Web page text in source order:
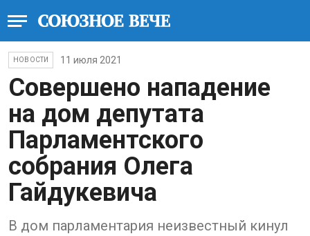
НОВОСТИ 11 июля 2021
Совершено нападение
на дом депутата
Парламентского
собрания Олега
Гайдукевича
В дом парламентария неизвестный кинул